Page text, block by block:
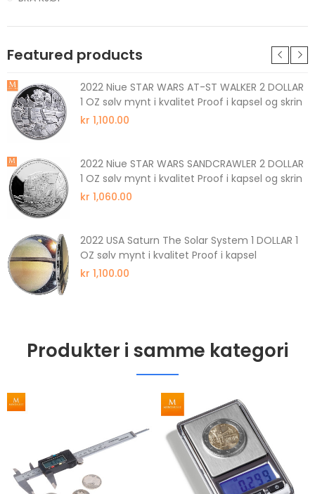
Featured products
2022 Niue STAR WARS AT-ST WALKER 2 DOLLAR
1 OZ sølv mynt i kvalitet Proof i kapsel og skrin
kr 1,100.00
2022 Niue STAR WARS SANDCRAWLER 2 DOLLAR
1 OZ sølv mynt i kvalitet Proof i kapsel og skrin
kr 1,060.00
2022 USA Saturn The Solar System 1 DOLLAR 1
OZ sølv mynt i kvalitet Proof i kapsel
kr 1,100.00
Produkter i samme kategori